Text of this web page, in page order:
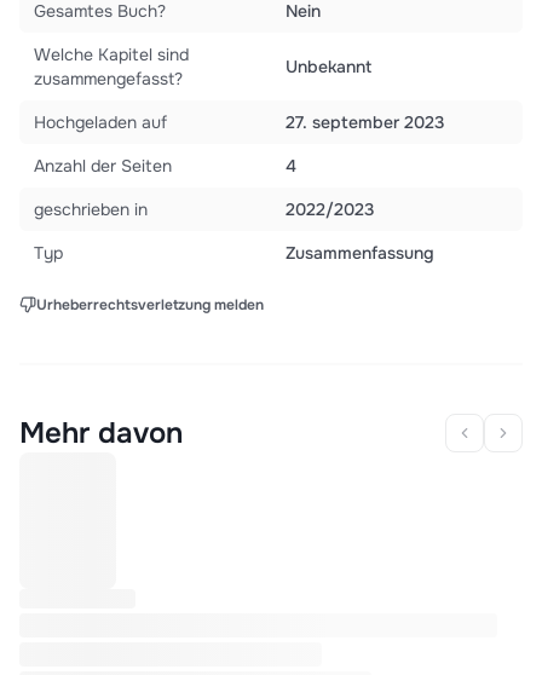
Gesamtes Buch?
Nein
Welche Kapitel sind
zusammengefasst?
Unbekannt
Hochgeladen auf
27. september 2023
Anzahl der Seiten
4
geschrieben in
2022/2023
Typ
Zusammenfassung
Urheberrechtsverletzung melden
Mehr davon